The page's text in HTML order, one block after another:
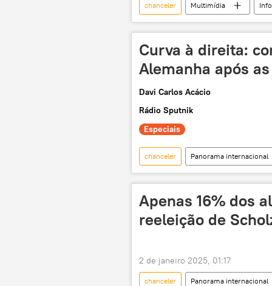
chanceler Multimídia
MRE
Curva à direita:
Alemanha após
Davi Carlos Acácio
Rádio Sputnik
Especiais
chanceler Panorama internacional
Alemanha
Estados Unidos
União Europeia
Apenas 16% dos
reeleição de
2 de janeiro 2025, 01:17
chanceler Panorama internacional